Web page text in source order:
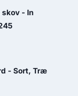
skov - In
- Sort, Træ